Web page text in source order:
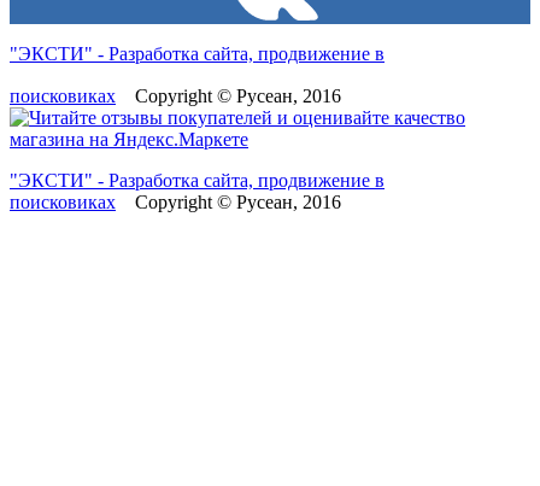
"ЭКСТИ" - Разработка сайта, продвижение в
поисковиках Copyright © Русеан, 2016
"ЭКСТИ" - Разработка сайта, продвижение в
поисковиках Copyright © Русеан, 2016